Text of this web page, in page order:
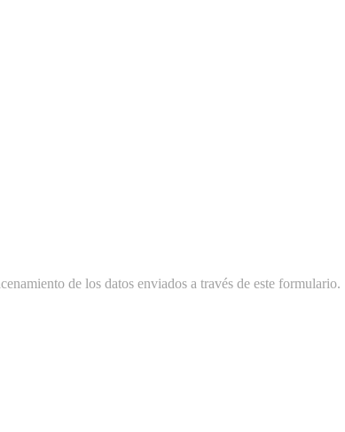
de los datos enviados a través de este formulario.